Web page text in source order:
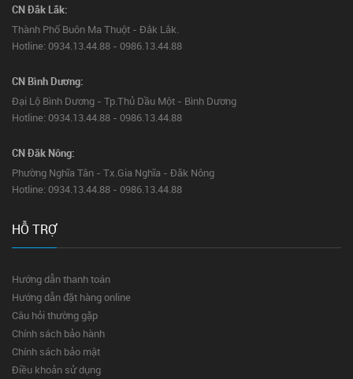
CN Đắk Lắk:
Thành Phố Buôn Ma Thuột - Đắk Lắk.
Hotline: 0934.13.44.88 - 0986.13.44.88
CN Bình Dương:
Đại Lộ Bình Dương - Tp.Thủ Dầu Một - Bình Dương
Hotline: 0934.13.44.88 - 0986.13.44.88
CN Đăk Nông:
Phường Nghĩa Tân - Tx.Gia Nghĩa - Đăk Nông
Hotline: 0934.13.44.88 - 0986.13.44.88
HỖ TRỢ
Hướng dẫn thanh toán
Hướng dẫn đặt hàng online
Câu hỏi thường gặp
Chính sách bảo hành
Chính sách bảo mật
Điều khoản sử dụng